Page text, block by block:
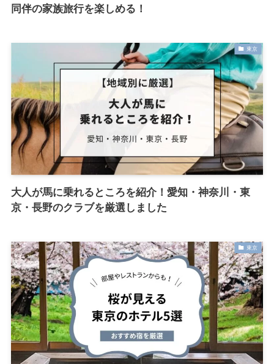
同伴の家族旅行を楽しめる！
東京
大人が馬に乗れるところを紹介！愛知・神奈川・東
京・長野のクラブを厳選しました
東京